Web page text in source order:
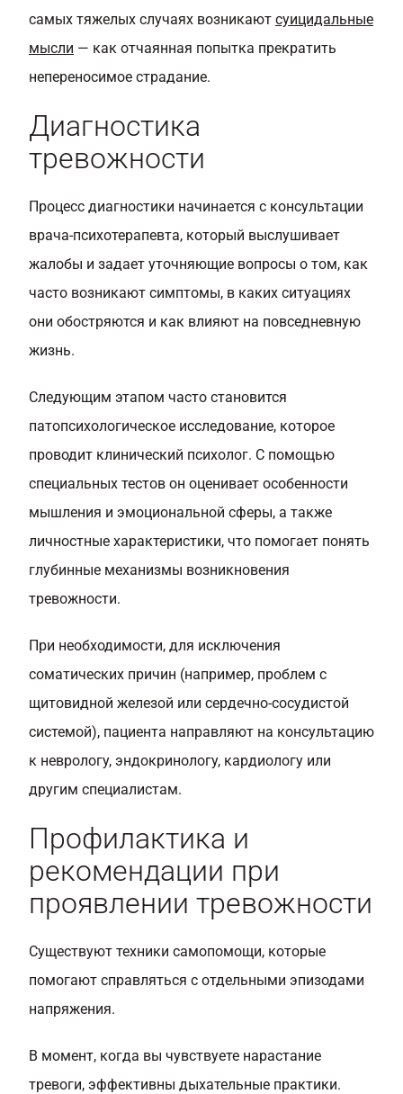
самых тяжелых случаях возникают суицидальные
мысли — как отчаянная попытка прекратить
непереносимое страдание.
Диагностика
тревожности
Процесс диагностики начинается с консультации
врача-психотерапевта, который выслушивает
жалобы и задает уточняющие вопросы о том, как
часто возникают симптомы, в каких ситуациях
они обостряются и как влияют на повседневную
жизнь.
Следующим этапом часто становится
патопсихологическое исследование, которое
проводит клинический психолог. С помощью
специальных тестов он оценивает особенности
мышления и эмоциональной сферы, а также
личностные характеристики, что помогает понять
глубинные механизмы возникновения
тревожности.
При необходимости, для исключения
соматических причин (например, проблем с
щитовидной железой или сердечно-сосудистой
системой), пациента направляют на консультацию
к неврологу, эндокринологу, кардиологу или
другим специалистам.
Профилактика и
рекомендации при
проявлении тревожности
Существуют техники самопомощи, которые
помогают справляться с отдельными эпизодами
напряжения.
В момент, когда вы чувствуете нарастание
тревоги, эффективны дыхательные практики.